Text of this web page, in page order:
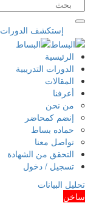
إستكشف الدورات
الرئيسية
الدورات التدريبية
المقالات
أعرفنا
من نحن
إنضم كمحاضر
حماده بساط
تواصل معنا
التحقق من الشهادة
تسجيل / دخول
تحليل البيانات
ساخن